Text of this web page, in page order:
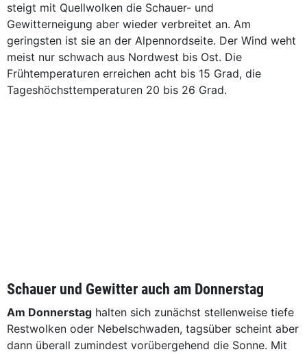
steigt mit Quellwolken die Schauer- und
Gewitterneigung aber wieder verbreitet an. Am
geringsten ist sie an der Alpennordseite. Der Wind weht
meist nur schwach aus Nordwest bis Ost. Die
Frühtemperaturen erreichen acht bis 15 Grad, die
Tageshöchsttemperaturen 20 bis 26 Grad.
Schauer und Gewitter auch am Donnerstag
Am Donnerstag halten sich zunächst stellenweise tiefe
Restwolken oder Nebelschwaden, tagsüber scheint aber
dann überall zumindest vorübergehend die Sonne. Mit